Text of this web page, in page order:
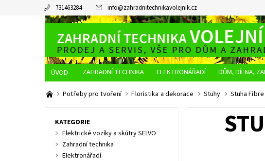
731463284 info@zahradnitechnikavolejnik.cz
ZAHRADNÍ TECHNIKA ELEKTRONÁŘADÍ DŮM, DÍLNA,
O NÁS
JAK NAKUPOVAT DOPRAVA A PLATBA OBCHODNÍ
Potřeby pro tvoření Floristika a dekorace Stuhy Stuha
KATEGORIE
Elektrické vozíky a skútry SELVO
Zahradní technika
Elektronářadí